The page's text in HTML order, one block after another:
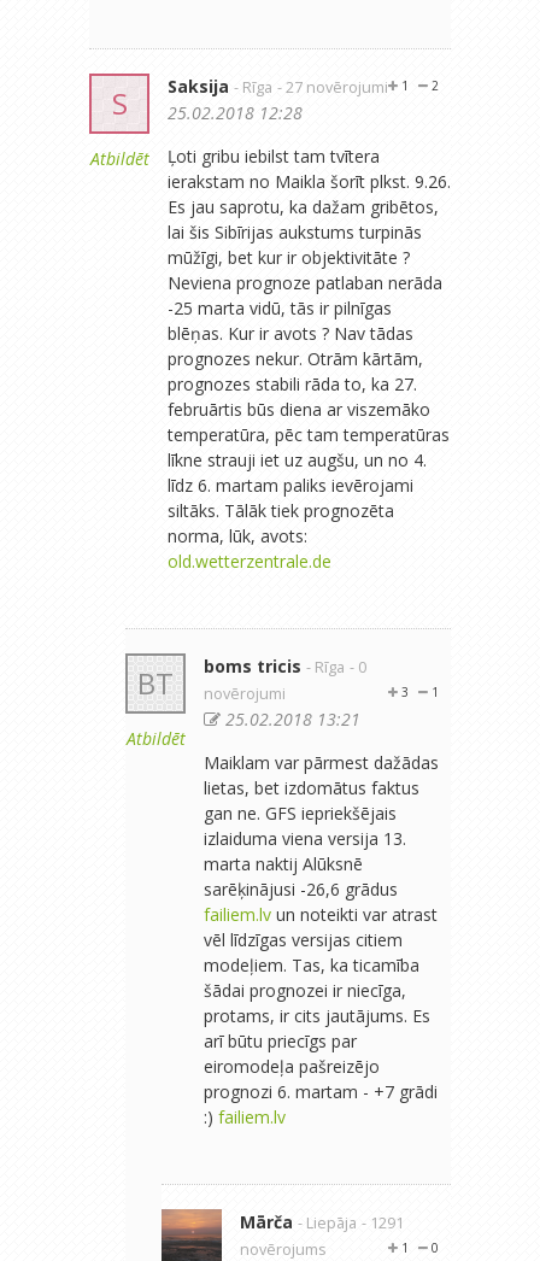
S
Atbildēt
Saksija - Rīga - 27 novērojumi 2
1
25.02.2018 12:28
Ļoti gribu iebilst tam tvītera
ierakstam no Maikla šorīt plkst. 9.26.
Es jau saprotu, ka dažam gribētos,
lai šis Sibīrijas aukstums turpinās
mūžīgi, bet kur ir objektivitāte ?
Neviena prognoze patlaban nerāda
-25 marta vidū, tās ir pilnīgas
blēņas. Kur ir avots ? Nav tādas
prognozes nekur. Otrām kārtām,
prognozes stabili rāda to, ka 27.
februārtis būs diena ar viszemāko
temperatūra, pēc tam temperatūras
līkne strauji iet uz augšu, un no 4.
līdz 6. martam paliks ievērojami
siltāks. Tālāk tiek prognozēta
norma, lūk, avots:
old.wetterzentrale.de
BT
Atbildēt
boms tricis - Rīga - 0
novērojumi
1
3
25.02.2018 13:21
Maiklam var pārmest dažādas
lietas, bet izdomātus faktus
gan ne. GFS iepriekšējais
izlaiduma viena versija 13.
marta naktij Alūksnē
sarēķinājusi -26,6 grādus
failiem.lv un noteikti var atrast
vēl līdzīgas versijas citiem
modeļiem. Tas, ka ticamība
šādai prognozei ir niecīga,
protams, ir cits jautājums. Es
arī būtu priecīgs par
eiromodeļa pašreizējo
prognozi 6. martam - +7 grādi
:) failiem.lv
Mārča - Liepāja - 1291
novērojums
0
1